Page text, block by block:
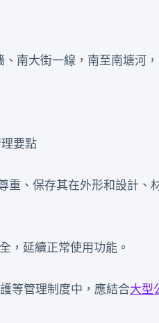
南大街一線，南至南塘河，
要點
重、保存其在外形和設計
，延續正常使用功能。
等管理制度中，應結合大型